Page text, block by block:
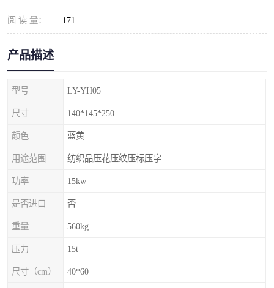
阅 读 量： 171
产品描述
型号 LY-YH05
尺寸 140*145*250
颜色 蓝黄
用途范围 纺织品压花压纹压标压字
功率 15kw
是否进口 否
重量 560kg
压力 15t
尺寸（cm） 40*60